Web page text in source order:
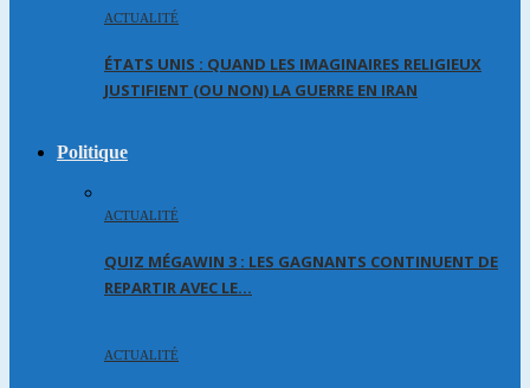
ACTUALITÉ
ÉTATS UNIS : QUAND LES IMAGINAIRES RELIGIEUX
JUSTIFIENT (OU NON) LA GUERRE EN IRAN
Politique
ACTUALITÉ
QUIZ MÉGAWIN 3 : LES GAGNANTS CONTINUENT DE
REPARTIR AVEC LE…
ACTUALITÉ